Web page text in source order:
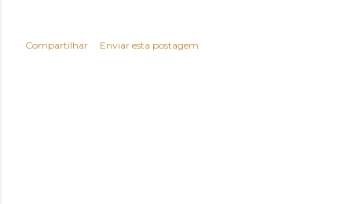
Compartilhar Enviar esta postagem